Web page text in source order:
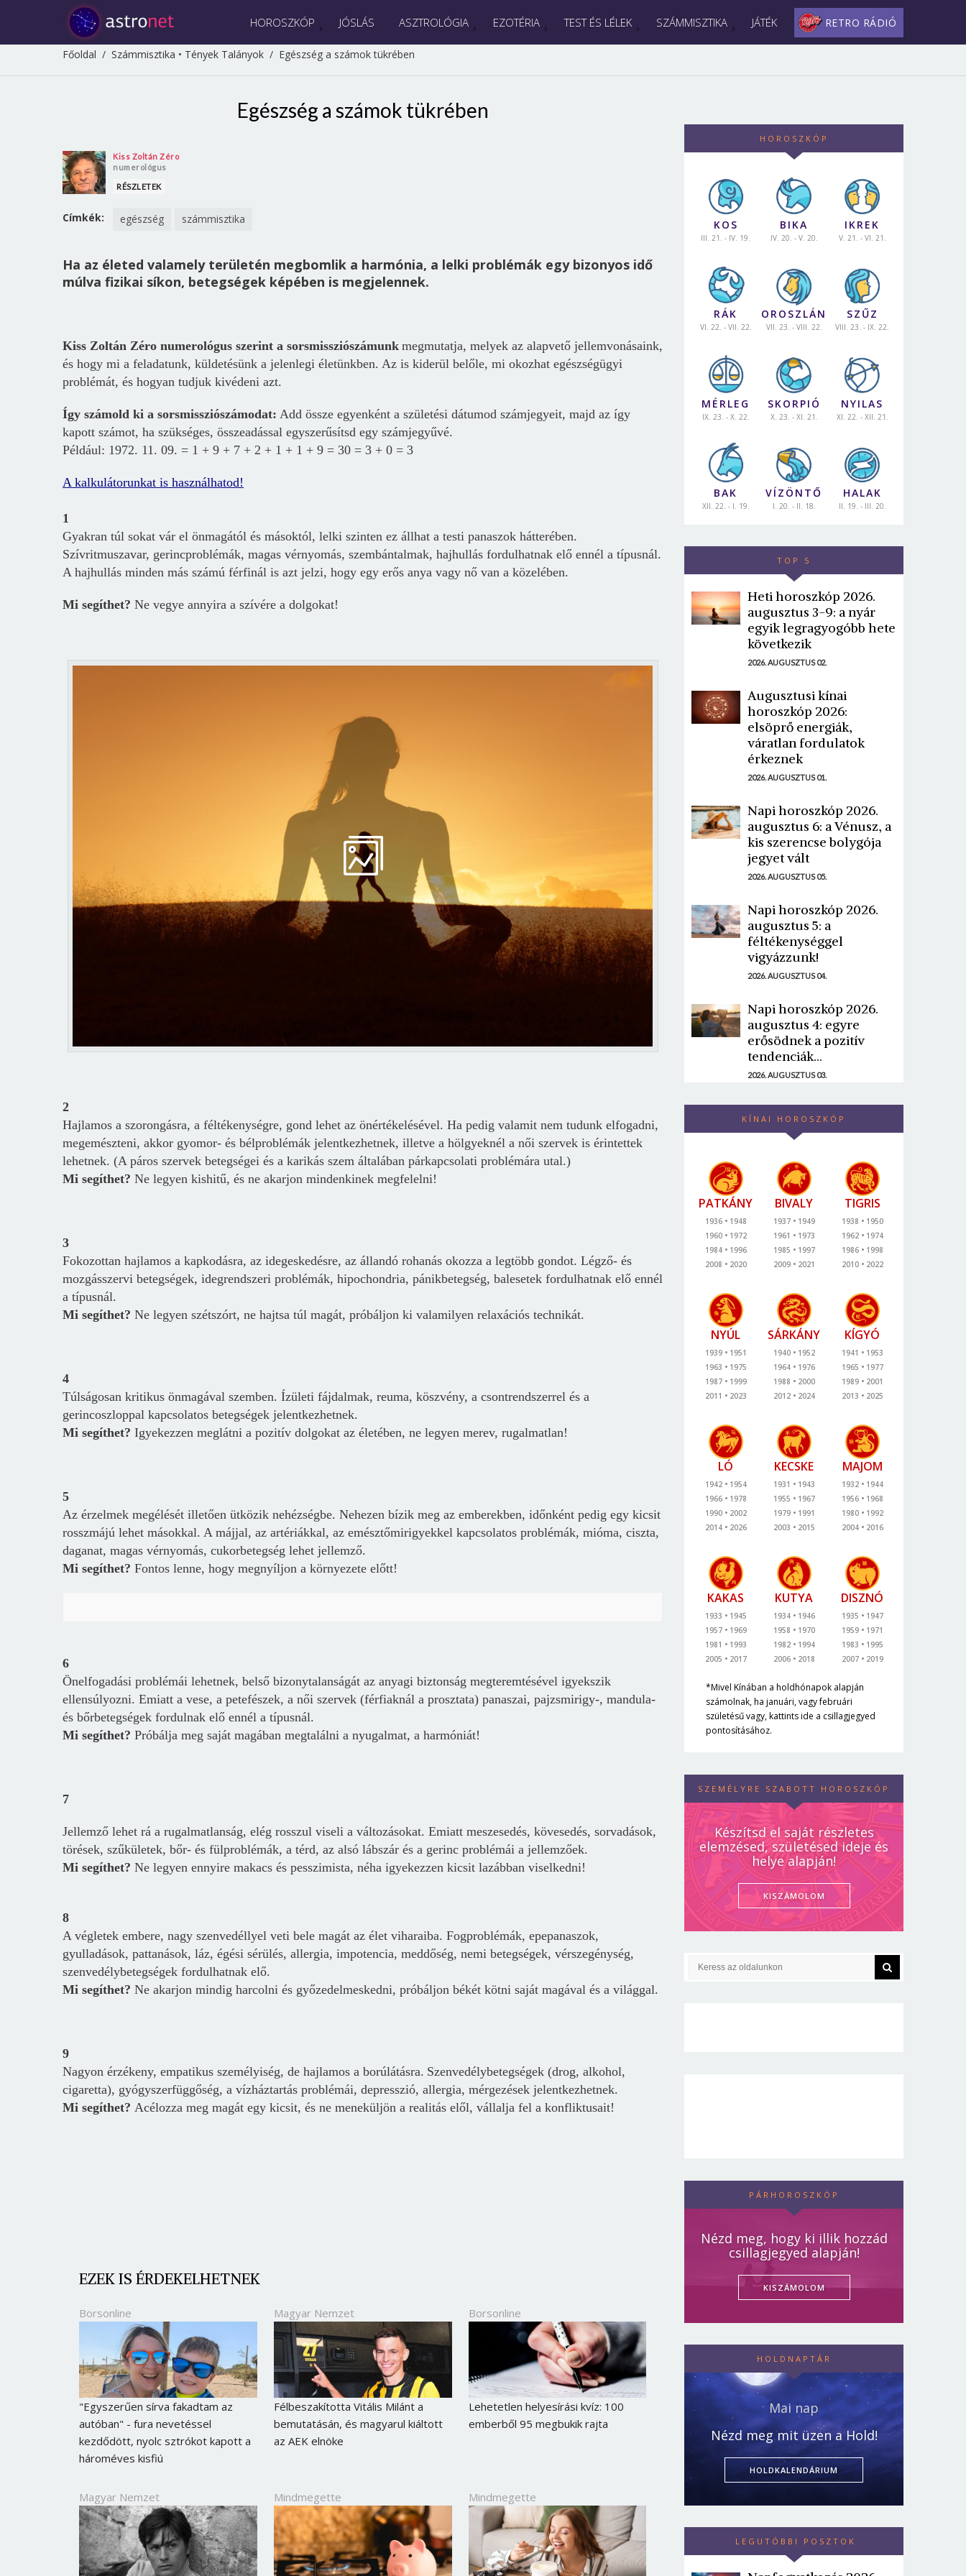
HOROSZKÓP JÓSLÁS ASZTROLÓGIA EZOTÉRIA TEST ÉS LÉLEK SZÁMMISZTIKA JÁTÉK RETRO RÁDIÓ
Főoldal / Számmisztika • Tények Talányok / Egészség a számok tükrében
Egészség a számok tükrében
Kiss Zoltán Zéro
numerológus
RÉSZLETEK
Címkék: egészség számmisztika
Ha az életed valamely területén megbomlik a harmónia, a lelki problémák egy bizonyos idő
múlva fizikai síkon, betegségek képében is megjelennek.
Kiss Zoltán Zéro numerológus szerint a sorsmissziószámunk megmutatja, melyek az alapvető jellemvonásaink,
és hogy mi a feladatunk, küldetésünk a jelenlegi életünkben. Az is kiderül belőle, mi okozhat egészségügyi
problémát, és hogyan tudjuk kivédeni azt.
Így számold ki a sorsmissziószámodat: Add össze egyenként a születési dátumod számjegyeit, majd az így
kapott számot, ha szükséges, összeadással egyszerűsítsd egy számjegyűvé.
Például: 1972. 11. 09. = 1 + 9 + 7 + 2 + 1 + 1 + 9 = 30 = 3 + 0 = 3
A kalkulátorunkat is használhatod!
1
Gyakran túl sokat vár el önmagától és másoktól, lelki szinten ez állhat a testi panaszok hátterében.
Szívritmuszavar, gerincproblémák, magas vérnyomás, szembántalmak, hajhullás fordulhatnak elő ennél a típusnál.
A hajhullás minden más számú férfinál is azt jelzi, hogy egy erős anya vagy nő van a közelében.
Mi segíthet? Ne vegye annyira a szívére a dolgokat!
2
Hajlamos a szorongásra, a féltékenységre, gond lehet az önértékelésével. Ha pedig valamit nem tudunk elfogadni,
megemészteni, akkor gyomor- és bélproblémák jelentkezhetnek, illetve a hölgyeknél a női szervek is érintettek
lehetnek. (A páros szervek betegségei és a karikás szem általában párkapcsolati problémára utal.)
Mi segíthet? Ne legyen kishitű, és ne akarjon mindenkinek megfelelni!
3
Fokozottan hajlamos a kapkodásra, az idegeskedésre, az állandó rohanás okozza a legtöbb gondot. Légző- és
mozgásszervi betegségek, idegrendszeri problémák, hipochondria, pánikbetegség, balesetek fordulhatnak elő ennél
a típusnál.
Mi segíthet? Ne legyen szétszórt, ne hajtsa túl magát, próbáljon ki valamilyen relaxációs technikát.
4
Túlságosan kritikus önmagával szemben. Ízületi fájdalmak, reuma, köszvény, a csontrendszerrel és a
gerincoszloppal kapcsolatos betegségek jelentkezhetnek.
Mi segíthet? Igyekezzen meglátni a pozitív dolgokat az életében, ne legyen merev, rugalmatlan!
5
Az érzelmek megélését illetően ütközik nehézségbe. Nehezen bízik meg az emberekben, időnként pedig egy kicsit
rosszmájú lehet másokkal. A májjal, az artériákkal, az emésztőmirigyekkel kapcsolatos problémák, mióma, ciszta,
daganat, magas vérnyomás, cukorbetegség lehet jellemző.
Mi segíthet? Fontos lenne, hogy megnyíljon a környezete előtt!
6
Önelfogadási problémái lehetnek, belső bizonytalanságát az anyagi biztonság megteremtésével igyekszik
ellensúlyozni. Emiatt a vese, a petefészek, a női szervek (férfiaknál a prosztata) panaszai, pajzsmirigy-, mandula-
és bőrbetegségek fordulnak elő ennél a típusnál.
Mi segíthet? Próbálja meg saját magában megtalálni a nyugalmat, a harmóniát!
7
Jellemző lehet rá a rugalmatlanság, elég rosszul viseli a változásokat. Emiatt meszesedés, kövesedés, sorvadások,
törések, szűkületek, bőr- és fülproblémák, a térd, az alsó lábszár és a gerinc problémái a jellemzőek.
Mi segíthet? Ne legyen ennyire makacs és pesszimista, néha igyekezzen kicsit lazábban viselkedni!
8
A végletek embere, nagy szenvedéllyel veti bele magát az élet viharaiba. Fogproblémák, epepanaszok,
gyulladások, pattanások, láz, égési sérülés, allergia, impotencia, meddőség, nemi betegségek, vérszegénység,
szenvedélybetegségek fordulhatnak elő.
Mi segíthet? Ne akarjon mindig harcolni és győzedelmeskedni, próbáljon békét kötni saját magával és a világgal.
9
Nagyon érzékeny, empatikus személyiség, de hajlamos a borúlátásra. Szenvedélybetegségek (drog, alkohol,
cigaretta), gyógyszerfüggőség, a vízháztartás problémái, depresszió, allergia, mérgezések jelentkezhetnek.
Mi segíthet? Acélozza meg magát egy kicsit, és ne meneküljön a realitás elől, vállalja fel a konfliktusait!
EZEK IS ÉRDEKELHETNEK
Borsonline
"Egyszerűen sírva fakadtam az
autóban" - fura nevetéssel
kezdődött, nyolc sztrókot kapott a
hároméves kisfiú
Magyar Nemzet
Félbeszakította Vitális Milánt a
bemutatásán, és magyarul kiáltott
az AEK elnöke
Borsonline
Lehetetlen helyesírási kvíz: 100
emberből 95 megbukik rajta
Magyar Nemzet Mindmegette Mindmegette
HOROSZKÓP
KOS
III. 21. - IV. 19.
BIKA
IV. 20. - V. 20.
IKREK
V. 21. - VI. 21.
RÁK
VI. 22. - VII. 22.
OROSZLÁN
VII. 23. - VIII. 22.
SZŰZ
VIII. 23. - IX. 22.
MÉRLEG
IX. 23. - X. 22.
SKORPIÓ
X. 23. - XI. 21.
NYILAS
XI. 22. - XII. 21.
BAK
XII. 22. - I. 19.
VÍZÖNTŐ
I. 20. - II. 18.
HALAK
II. 19. - III. 20.
TOP 5
Heti horoszkóp 2026.
augusztus 3-9: a nyár
egyik legragyogóbb hete
következik
2026. AUGUSZTUS 02.
Augusztusi kínai
horoszkóp 2026:
elsöprő energiák,
váratlan fordulatok
érkeznek
2026. AUGUSZTUS 01.
Napi horoszkóp 2026.
augusztus 6: a Vénusz, a
kis szerencse bolygója
jegyet vált
2026. AUGUSZTUS 05.
Napi horoszkóp 2026.
augusztus 5: a
féltékenységgel
vigyázzunk!
2026. AUGUSZTUS 04.
Napi horoszkóp 2026.
augusztus 4: egyre
erősödnek a pozitív
tendenciák...
2026. AUGUSZTUS 03.
KÍNAI HOROSZKÓP
PATKÁNY
1936
1948
1960
1972
1984
1996
2008
2020
BIVALY
1937
1949
1961
1973
1985
1997
2009
2021
TIGRIS
1938
1950
1962
1974
1986
1998
2010
2022
NYÚL
1939
1951
1963
1975
1987
1999
2011
2023
SÁRKÁNY
1940
1952
1964
1976
1988
2000
2012
2024
KÍGYÓ
1941
1953
1965
1977
1989
2001
2013
2025
LÓ
1942
1954
1966
1978
1990
2002
2014
2026
KECSKE
1931
1943
1955
1967
1979
1991
2003
2015
MAJOM
1932
1944
1956
1968
1980
1992
2004
2016
KAKAS
1933
1945
1957
1969
1981
1993
2005
2017
KUTYA
1934
1946
1958
1970
1982
1994
2006
2018
DISZNÓ
1935
1947
1959
1971
1983
1995
2007
2019
*Mivel Kínában a holdhónapok alapján
számolnak, ha januári, vagy februári
születésű vagy, kattints ide a csillagjegyed
pontosításához.
SZEMÉLYRE SZABOTT HOROSZKÓP
Készítsd el saját részletes
elemzésed, születésed ideje és
helye alapján!
KISZÁMOLOM
PÁRHOROSZKÓP
Nézd meg, hogy ki illik hozzád
csillagjegyed alapján!
KISZÁMOLOM
HOLDNAPTÁR
Mai nap
Nézd meg mit üzen a Hold!
HOLDKALENDÁRIUM
LEGUTÓBBI POSZTOK
Borsonline bejelentkezés
E-mail cím vagy felhasználónév
Mégse Bejelentkezés